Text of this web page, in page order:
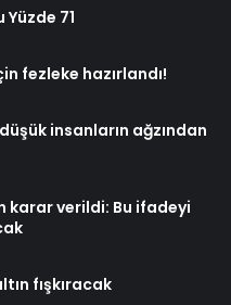
71
fezleke hazırlandı!
insanların ağzından
karar verildi: Bu ifadeyi
fışkıracak